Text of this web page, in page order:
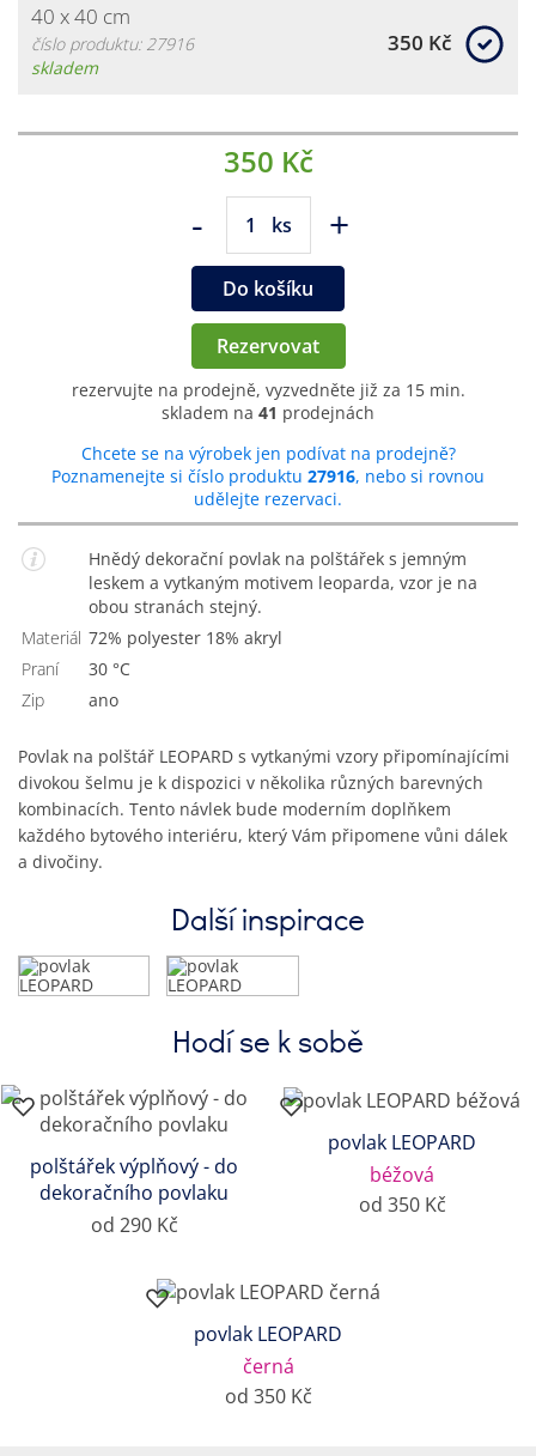
40 x 40 cm
číslo produktu: 27916
skladem
350 Kč
350 Kč
- ks +
Do košíku
Rezervovat
rezervujte na prodejně, vyzvedněte již za 15 min.
skladem na 41 prodejnách
Chcete se na výrobek jen podívat na prodejně?
Poznamenejte si číslo produktu 27916, nebo si rovnou
udělejte rezervaci.
Hnědý dekorační povlak na polštářek s jemným
leskem a vytkaným motivem leoparda, vzor je na
obou stranách stejný.
Materiál
72% polyester 18% akryl
Praní
30 °C
Zip
Ano
Povlak na polštář LEOPARD s vytkanými vzory připomínajícími
divokou šelmu je k dispozici v několika různých barevných
kombinacích. Tento návlek bude moderním doplňkem
každého bytového interiéru, který Vám připomene vůni dálek
a divočiny.
Další inspirace
Hodí se k sobě
polštářek výplňový - do
dekoračního povlaku
od 290 Kč
povlak LEOPARD
béžová
od 350 Kč
povlak LEOPARD
černá
od 350 Kč